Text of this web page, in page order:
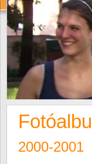
2000-2001